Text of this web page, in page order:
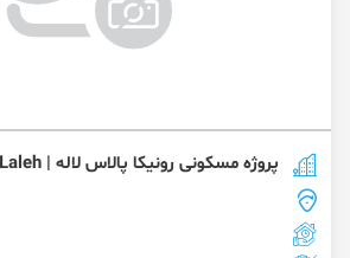
پروژه مسکونی رونیکا پالاس لاله | Ronika Palace Laleh